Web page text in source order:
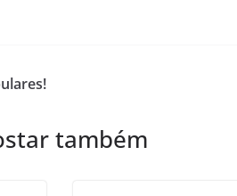
também